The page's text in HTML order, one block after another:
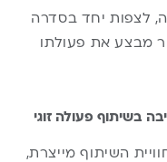
לצפות יחד בסדרה
מבצע את פעולתו
בשיתוף פעולה זוגי
השיתוף מייצרת,